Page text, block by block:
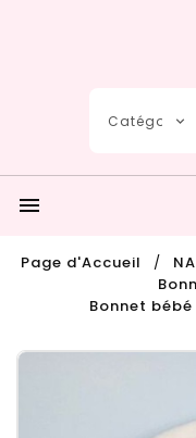

Page d'Accueil
Bonnet bébé